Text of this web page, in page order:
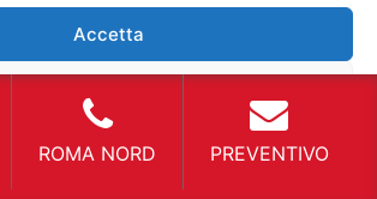
Accetta
Visualizza le preferenze
del mezzo che
e funzionale sempre.
sono eseguiti dalle ditte che
Furgone Campitelli.
per un motore che riesca a
sforzo. Controllo sistema
ROMA NORD PREVENTIVO